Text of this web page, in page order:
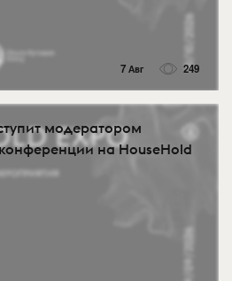
7 Авг 249
модератором
на HouseHold